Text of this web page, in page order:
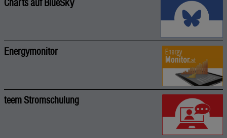
Charts auf BlueSky
Energymonitor
teem Stromschulung